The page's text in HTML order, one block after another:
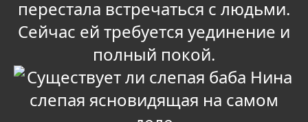
перестала встречаться с людьми.
Сейчас ей требуется уединение и
полный покой.